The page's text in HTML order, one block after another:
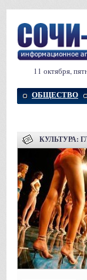
11 октября,
ОБЩЕСТВО
КУЛЬТУРА: